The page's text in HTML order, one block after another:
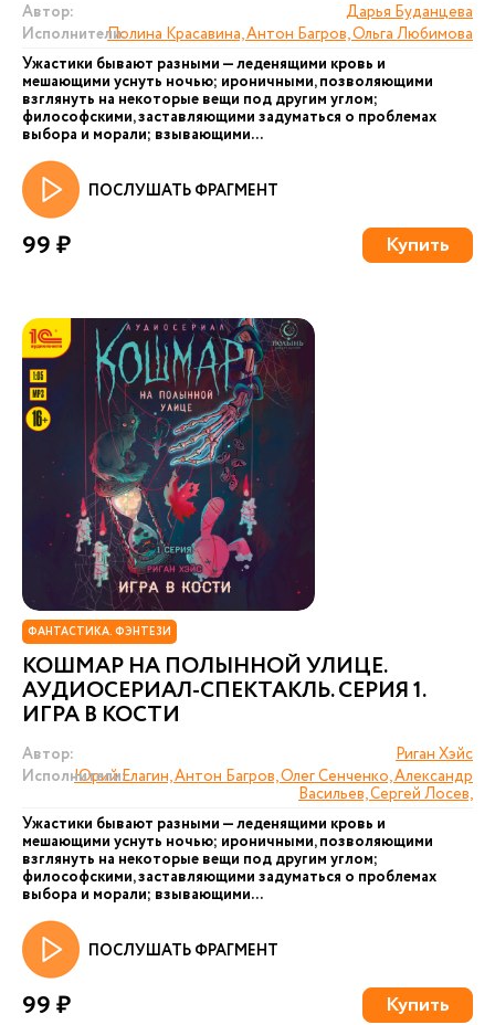
Автор:
Дарья Буданцева
Исполнители:Полина Красавина, Антон Багров, Ольга Любимова
Ужастики бывают разными — леденящими кровь и
мешающими уснуть ночью; ироничными, позволяющими
взглянуть на некоторые вещи под другим углом;
философскими, заставляющими задуматься о проблемах
выбора и морали; взывающими...
ПОСЛУШАТЬ ФРАГМЕНТ
99 ₽ Купить
ФАНТАСТИКА. ФЭНТЕЗИ
КОШМАР НА ПОЛЫННОЙ УЛИЦЕ.
АУДИОСЕРИАЛ-СПЕКТАКЛЬ. СЕРИЯ 1.
ИГРА В КОСТИ
Автор:
Риган Хэйс
Исполнители:Юрий Елагин, Антон Багров, Олег Сенченко, Александр
Васильев, Сергей Лосев,
Ужастики бывают разными — леденящими кровь и
мешающими уснуть ночью; ироничными, позволяющими
взглянуть на некоторые вещи под другим углом;
философскими, заставляющими задуматься о проблемах
выбора и морали; взывающими...
ПОСЛУШАТЬ ФРАГМЕНТ
99 ₽ Купить